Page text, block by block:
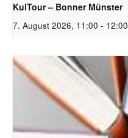
KulTour – Bonner Münster
7. August 2026, 11:00 - 12:00